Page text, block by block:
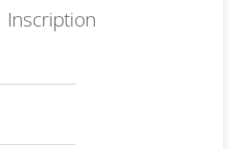
Inscription